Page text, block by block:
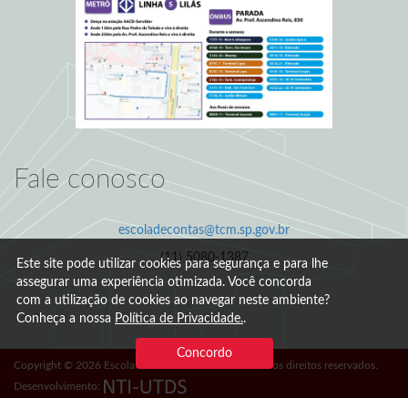
Fale conosco
escoladecontas@tcm.sp.gov.br
(11) 5080-1387
Copyright © 2026 Escola de Contas - TCM/SP. Todos os direitos reservados.
Desenvolvimento:
Este site pode utilizar cookies para segurança e para lhe
assegurar uma experiência otimizada. Você concorda
com a utilização de cookies ao navegar neste ambiente?
Conheça a nossa Política de Privacidade..
Concordo